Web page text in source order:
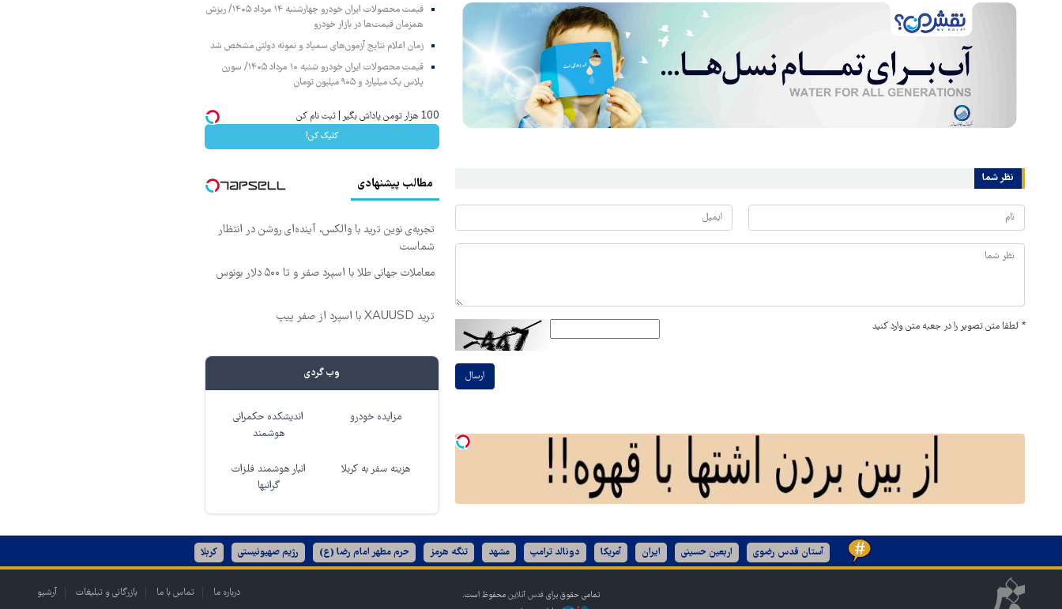
نظر شما
* لطفا متن تصویر را در جعبه متن وارد کنید
ارسال
قیمت محصولات ایران خودرو چهارشنبه ۱۴ مرداد ۱۴۰۵/ ریزش
همزمان قیمت‌ها در بازار خودرو
زمان اعلام نتایج آزمون‌های سمپاد و نمونه دولتی مشخص شد
قیمت محصولات ایران خودرو شنبه ۱۰ مرداد ۱۴۰۵/ سورن
پلاس یک میلیارد و ۹۰۵ میلیون تومان
100 هزار تومن پاداش بگیر | ثبت نام کن
کلیک کن!
مطالب پیشنهادی
تجربه‌ی نوین ترید با والکس، آینده‌ای روشن در انتظار
شماست
معاملات جهانی طلا با اسپرد صفر و تا ۵۰۰ دلار بونوس
ترید XAUUSD با اسپرد از صفر پیپ
وب گردی
مزایده خودرو
اندیشکده حکمرانی
هوشمند
هزینه سفر به کربلا
انبار هوشمند فلزات
گرانبها
آستان قدس رضوی اربعین حسینی ایران آمریکا دونالد ترامپ مشهد تنگه هرمز حرم مطهر امام رضا (ع) رژیم صهیونیستی کربلا
تمامی حقوق برای قدس آنلاین محفوظ است.
درباره ما تماس با ما بازرگانی و تبلیغات آرشیو